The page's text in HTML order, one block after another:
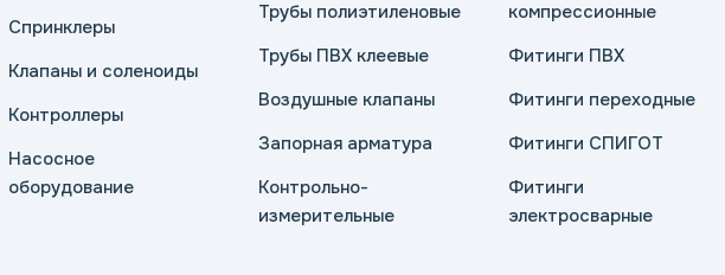
Спринклеры
Клапаны и соленоиды
Контроллеры
Насосное
оборудование
Трубы полиэтиленовые
Трубы ПВХ клеевые
Воздушные клапаны
Запорная арматура
Контрольно-
измерительные
компрессионные
Фитинги ПВХ
Фитинги переходные
Фитинги СПИГОТ
Фитинги
электросварные